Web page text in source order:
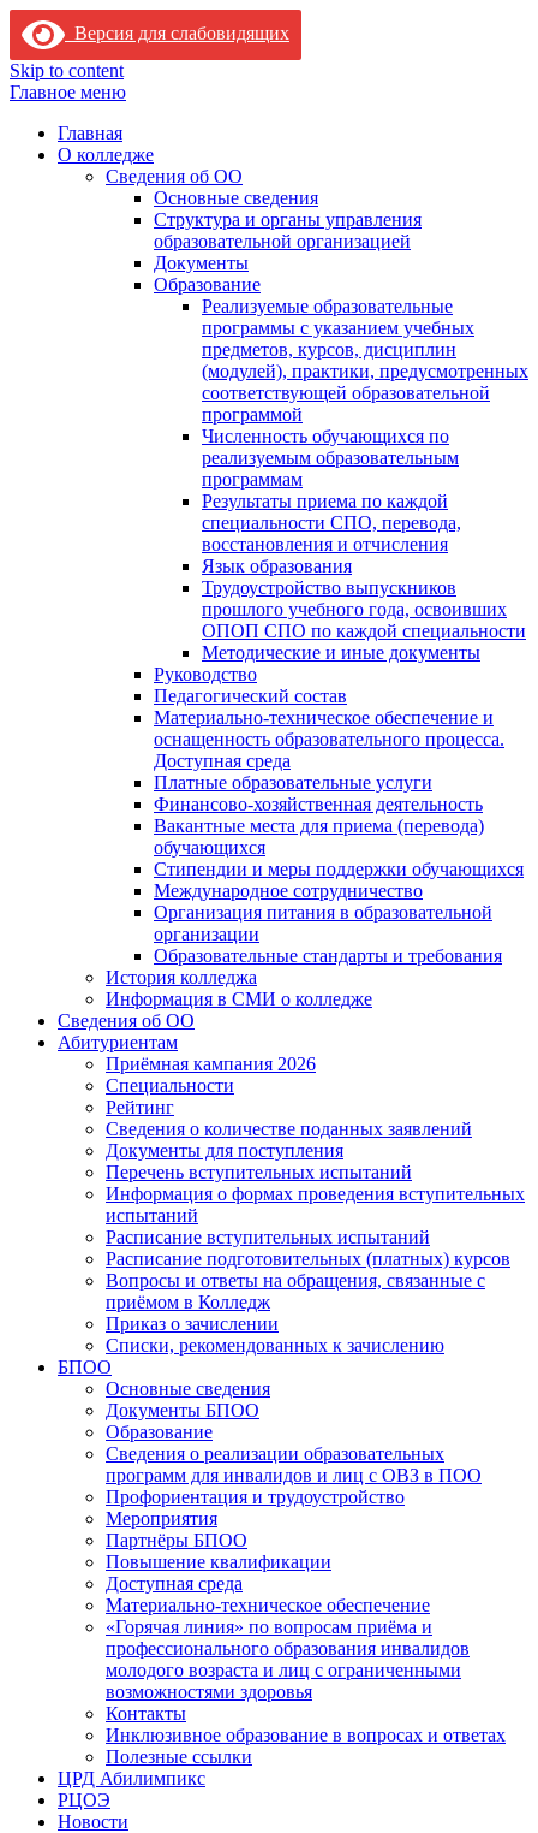
Версия для слабовидящих
Skip to content
Главное меню
Главная
О колледже
Сведения об ОО
Основные сведения
Структура и органы управления
образовательной организацией
Документы
Образование
Реализуемые образовательные
программы с указанием учебных
предметов, курсов, дисциплин
(модулей), практики, предусмотренных
соответствующей образовательной
программой
Численность обучающихся по
реализуемым образовательным
программам
Результаты приема по каждой
специальности СПО, перевода,
восстановления и отчисления
Язык образования
Трудоустройство выпускников
прошлого учебного года, освоивших
ОПОП СПО по каждой специальности
Методические и иные документы
Руководство
Педагогический состав
Материально-техническое обеспечение и
оснащенность образовательного процесса.
Доступная среда
Платные образовательные услуги
Финансово-хозяйственная деятельность
Вакантные места для приема (перевода)
обучающихся
Стипендии и меры поддержки обучающихся
Международное сотрудничество
Организация питания в образовательной
организации
Образовательные стандарты и требования
История колледжа
Информация в СМИ о колледже
Сведения об ОО
Абитуриентам
Приёмная кампания 2026
Специальности
Рейтинг
Сведения о количестве поданных заявлений
Документы для поступления
Перечень вступительных испытаний
Информация о формах проведения вступительных
испытаний
Расписание вступительных испытаний
Расписание подготовительных (платных) курсов
Вопросы и ответы на обращения, связанные с
приёмом в Колледж
Приказ о зачислении
Списки, рекомендованных к зачислению
БПОО
Основные сведения
Документы БПОО
Образование
Сведения о реализации образовательных
программ для инвалидов и лиц с ОВЗ в ПОО
Профориентация и трудоустройство
Мероприятия
Партнёры БПОО
Повышение квалификации
Доступная среда
Материально-техническое обеспечение
«Горячая линия» по вопросам приёма и
профессионального образования инвалидов
молодого возраста и лиц с ограниченными
возможностями здоровья
Контакты
Инклюзивное образование в вопросах и ответах
Полезные ссылки
ЦРД Абилимпикс
РЦОЭ
Новости